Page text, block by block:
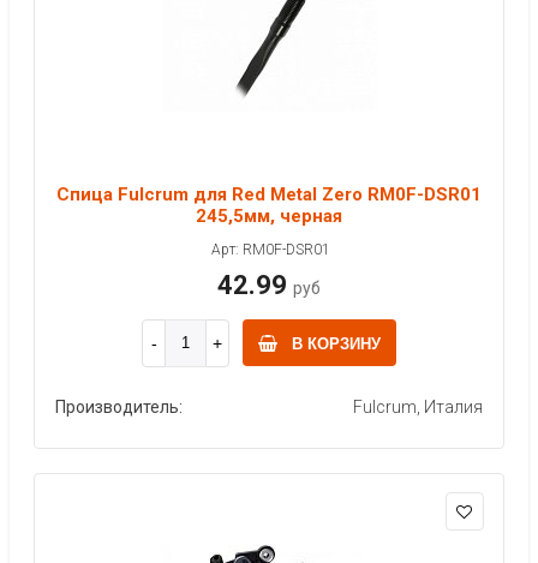
Спица Fulcrum для Red Metal Zero RM0F-DSR01
245,5мм, черная
Арт: RM0F-DSR01
42.99 руб
В КОРЗИНУ
Производитель: Fulcrum, Италия